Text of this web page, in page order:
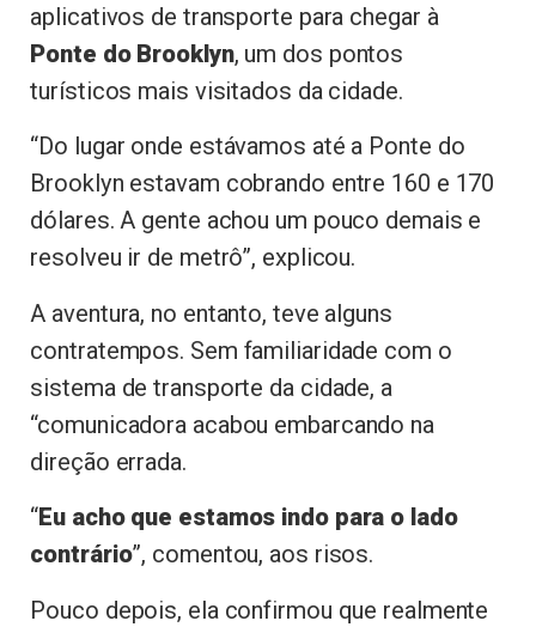
aplicativos de transporte para chegar à
Ponte do Brooklyn, um dos pontos
turísticos mais visitados da cidade.
“Do lugar onde estávamos até a Ponte do
Brooklyn estavam cobrando entre 160 e 170
dólares. A gente achou um pouco demais e
resolveu ir de metrô”, explicou.
A aventura, no entanto, teve alguns
contratempos. Sem familiaridade com o
sistema de transporte da cidade, a
“comunicadora acabou embarcando na
direção errada.
“Eu acho que estamos indo para o lado
contrário”, comentou, aos risos.
Pouco depois, ela confirmou que realmente